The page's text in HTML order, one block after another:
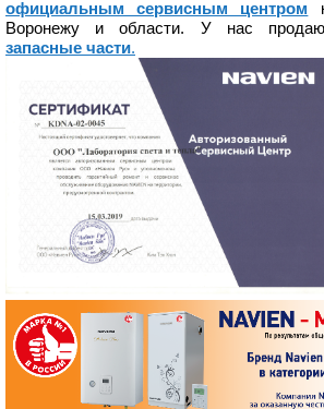
официальным сервисным центром
Воронежу и области. У нас
запасные части.